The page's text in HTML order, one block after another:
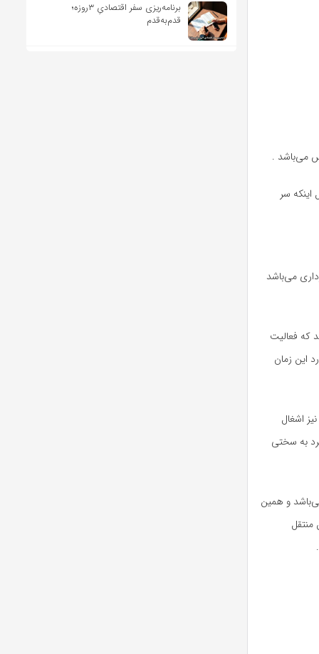
می‌باشد .
اینکه سر
می‌باشد
که فعالیت
این زمان
اشغال
به سختی
و همین
برنامه‌ریزی سفر اقتصادیِ ۳روزه؛
قدم‌به‌قدم